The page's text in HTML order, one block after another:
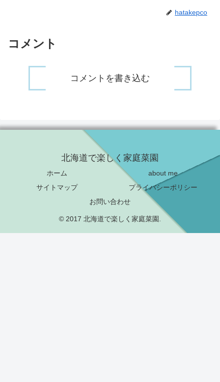
hatakepco
コメント
コメントを書き込む
北海道で楽しく家庭菜園
ホーム
about me
サイトマップ
プライバシーポリシー
お問い合わせ
© 2017 北海道で楽しく家庭菜園.